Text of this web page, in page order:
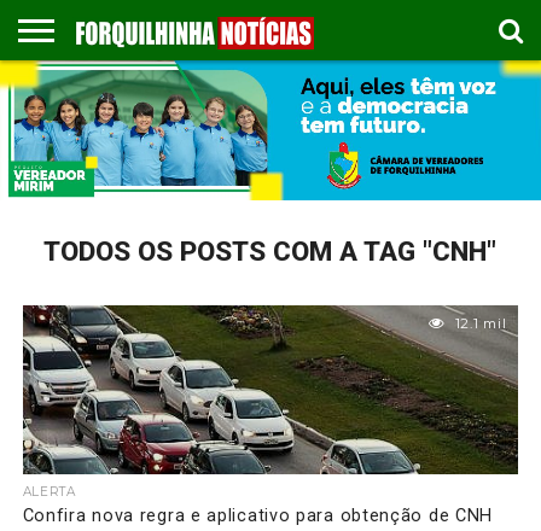
COLUNISTAS
EMPREGOS
ESPORTES
PUBLICAÇÃO
LEGAL
GASTRONOMIA
CONTATO
TODOS OS POSTS COM A TAG "CNH"
12.1 mil
ALERTA
Confira nova regra e aplicativo para obtenção de CNH